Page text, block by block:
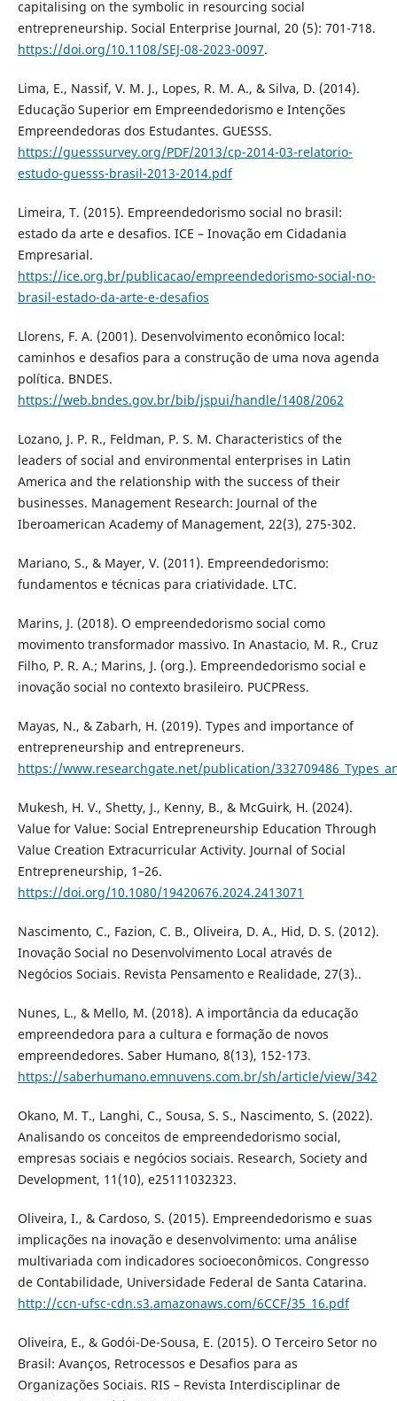
capitalising on the symbolic in resourcing social
entrepreneurship. Social Enterprise Journal, 20 (5): 701-718.
https://doi.org/10.1108/SEJ-08-2023-0097.
Lima, E., Nassif, V. M. J., Lopes, R. M. A., & Silva, D. (2014).
Educação Superior em Empreendedorismo e Intenções
Empreendedoras dos Estudantes. GUESSS.
https://guesssurvey.org/PDF/2013/cp-2014-03-relatorio-
estudo-guesss-brasil-2013-2014.pdf
Limeira, T. (2015). Empreendedorismo social no brasil:
estado da arte e desafios. ICE – Inovação em Cidadania
Empresarial.
https://ice.org.br/publicacao/empreendedorismo-social-no-
brasil-estado-da-arte-e-desafios
Llorens, F. A. (2001). Desenvolvimento econômico local:
caminhos e desafios para a construção de uma nova agenda
política. BNDES.
https://web.bndes.gov.br/bib/jspui/handle/1408/2062
Lozano, J. P. R., Feldman, P. S. M. Characteristics of the
leaders of social and environmental enterprises in Latin
America and the relationship with the success of their
businesses. Management Research: Journal of the
Iberoamerican Academy of Management, 22(3), 275-302.
Mariano, S., & Mayer, V. (2011). Empreendedorismo:
fundamentos e técnicas para criatividade. LTC.
Marins, J. (2018). O empreendedorismo social como
movimento transformador massivo. In Anastacio, M. R., Cruz
Filho, P. R. A.; Marins, J. (org.). Empreendedorismo social e
inovação social no contexto brasileiro. PUCPRess.
Mayas, N., & Zabarh, H. (2019). Types and importance of
entrepreneurship and entrepreneurs.
https://www.researchgate.net/publication/
Mukesh, H. V., Shetty, J., Kenny, B., & McGuirk, H. (2024).
Value for Value: Social Entrepreneurship Education Through
Value Creation Extracurricular Activity. Journal of Social
Entrepreneurship, 1–26.
https://doi.org/10.1080/19420676.2024.2413071
Nascimento, C., Fazion, C. B., Oliveira, D. A., Hid, D. S. (2012).
Inovação Social no Desenvolvimento Local através de
Negócios Sociais. Revista Pensamento e Realidade, 27(3)..
Nunes, L., & Mello, M. (2018). A importância da educação
empreendedora para a cultura e formação de novos
empreendedores. Saber Humano, 8(13), 152-173.
https://saberhumano.emnuvens.com.br/sh/article/view/342
Okano, M. T., Langhi, C., Sousa, S. S., Nascimento, S. (2022).
Analisando os conceitos de empreendedorismo social,
empresas sociais e negócios sociais. Research, Society and
Development, 11(10), e25111032323.
Oliveira, I., & Cardoso, S. (2015). Empreendedorismo e suas
implicações na inovação e desenvolvimento: uma análise
multivariada com indicadores socioeconômicos. Congresso
de Contabilidade, Universidade Federal de Santa Catarina.
http://ccn-ufsc-cdn.s3.amazonaws.com/6CCF/35_16.pdf
Oliveira, E., & Godói-De-Sousa, E. (2015). O Terceiro Setor no
Brasil: Avanços, Retrocessos e Desafios para as
Organizações Sociais. RIS – Revista Interdisciplinar de